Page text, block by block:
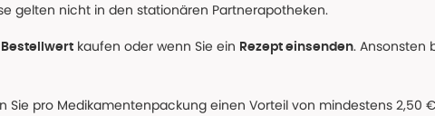
gelten nicht in den stationären Partnerapotheken.
kaufen oder wenn Sie ein Rezept einsenden. Ansonsten
pro Medikamentenpackung einen Vorteil von mindestens 2,50